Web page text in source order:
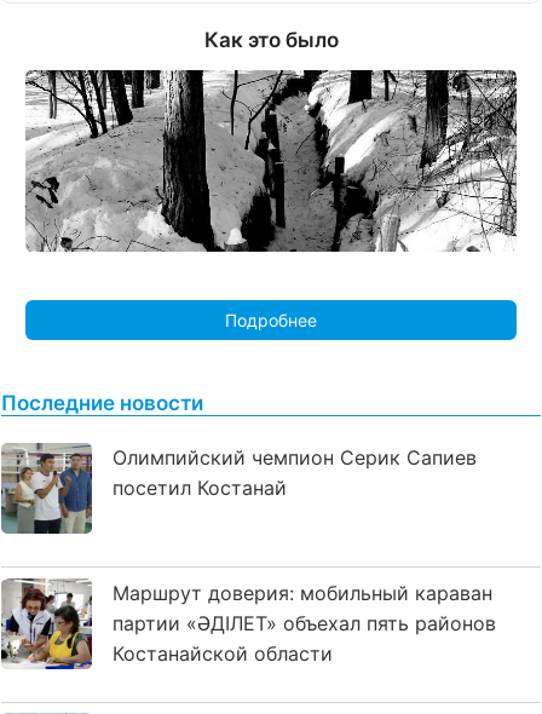
Как это было
Подробнее
Последние новости
Олимпийский чемпион Серик Сапиев
посетил Костанай
Маршрут доверия: мобильный караван
партии «ӘДІЛЕТ» объехал пять районов
Костанайской области